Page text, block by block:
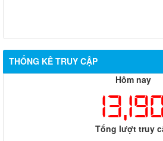
THỐNG KÊ TRUY CẬP
Hôm nay
Tổng lượt truy